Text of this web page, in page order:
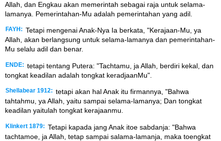
Allah, dan Engkau akan memerintah sebagai raja untuk selama-
lamanya. Pemerintahan-Mu adalah pemerintahan yang adil.
FAYH: Tetapi mengenai Anak-Nya Ia berkata, "Kerajaan-Mu, ya
Allah, akan berlangsung untuk selama-lamanya dan pemerintahan-
Mu selalu adil dan benar.
ENDE: tetapi tentang Putera: "Tachtamu, ja Allah, berdiri kekal, dan
tongkat keadilan adalah tongkat keradjaanMu".
Shellabear 1912: tetapi akan hal Anak itu firmannya, "Bahwa
tahtahmu, ya Allah, yaitu sampai selama-lamanya; Dan tongkat
keadilan yaitulah tongkat kerajaanmu.
Klinkert 1879: Tetapi kapada jang Anak itoe sabdanja: "Bahwa
tachtamoe, ja Allah, tetap sampai salama-lamanja, maka toengkat